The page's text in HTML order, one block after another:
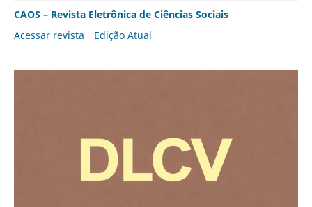
CAOS – Revista Eletrônica de Ciências Sociais
Acessar revista
Edição Atual